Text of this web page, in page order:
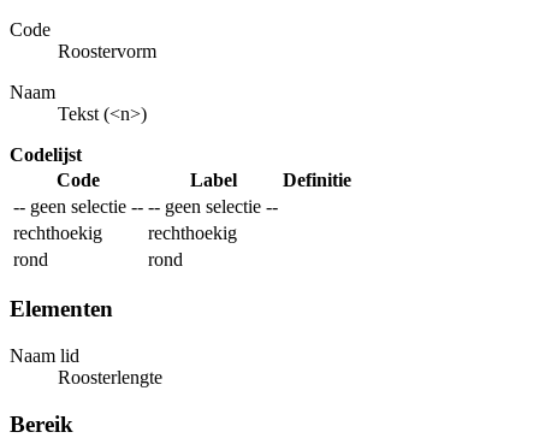
Code
Roostervorm
Naam
Tekst (<n>)
Codelijst
Code
Label
Definitie
-- geen selectie -- -- geen selectie --
rechthoekig
rechthoekig
rond
rond
Elementen
Naam lid
Roosterlengte
Bereik